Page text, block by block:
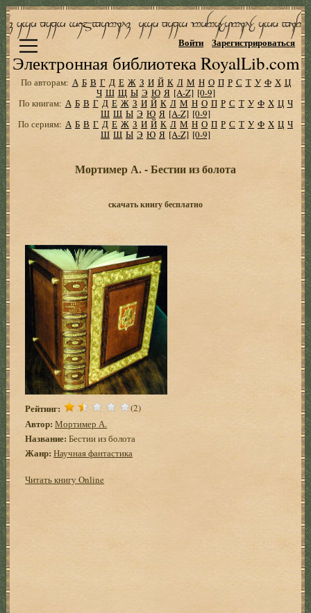
Электронная библиотека RoyalLib.com
Войти Зарегистрироваться
По авторам: А Б В Г Д Е Ж З И Й К Л М Н О П Р С Т У Ф Х Ц
Ч Ш Щ Ы Э Ю Я [A-Z] [0-9]
По книгам: А Б В Г Д Е Ж З И Й К Л М Н О П Р С Т У Ф Х Ц Ч
Ш Щ Ы Э Ю Я [A-Z] [0-9]
По сериям: А Б В Г Д Е Ж З И Й К Л М Н О П Р С Т У Ф Х Ц Ч
Ш Щ Ы Э Ю Я [A-Z] [0-9]
Мортимер А. - Бестии из болота
скачать книгу бесплатно
Рейтинг: (2)
Автор: Мортимер А.
Название: Бестии из болота
Жанр: Научная фантастика
Читать книгу Online